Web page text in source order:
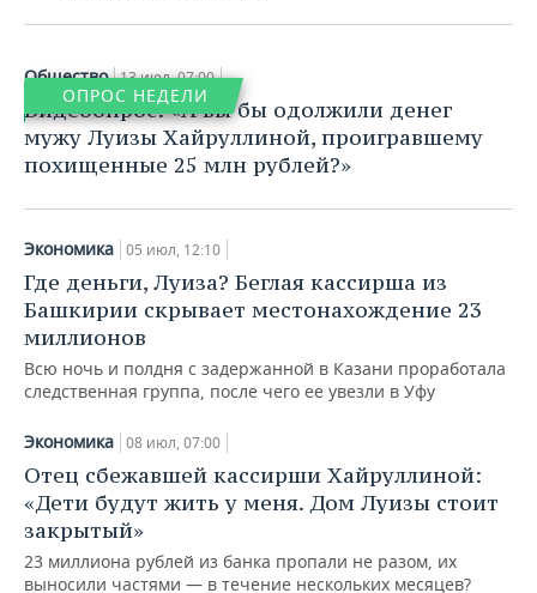
ОПРОС НЕДЕЛИ
Общество 13 июл, 07:00
Видеоопрос: «А вы бы одолжили денег
мужу Луизы Хайруллиной, проигравшему
похищенные 25 млн рублей?»
Экономика 05 июл, 12:10
Где деньги, Луиза? Беглая кассирша из
Башкирии скрывает местонахождение 23
миллионов
Всю ночь и полдня с задержанной в Казани проработала
следственная группа, после чего ее увезли в Уфу
Экономика 08 июл, 07:00
Отец сбежавшей кассирши Хайруллиной:
«Дети будут жить у меня. Дом Луизы стоит
закрытый»
23 миллиона рублей из банка пропали не разом, их
выносили частями — в течение нескольких месяцев?